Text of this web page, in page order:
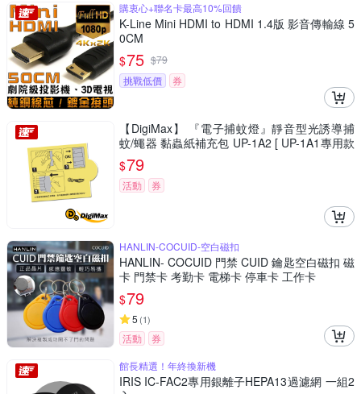
購衷心+聯名卡最高10%回饋
K-Line Mini HDMI to HDMI 1.4版 影音傳輸線 5
0CM
$75 $79
挑戰低價
券
【DigiMax】 『電子捕蚊燈』靜音型光誘導捕
蚊/蠅器 黏蟲紙補充包 UP-1A2 [ UP-1A1專用款
] [ 超強力黏蟲紙 ]
$79
活動 券
HANLIN-COCUID-空白磁扣
HANLIN- COCUID 門禁 CUID 鑰匙空白磁扣 磁
卡 門禁卡 考勤卡 電梯卡 停車卡 工作卡
$79
5 (1)
活動 券
館長精選！年終換新機
IRIS IC-FAC2專用銀離子HEPA13過濾網 一組2